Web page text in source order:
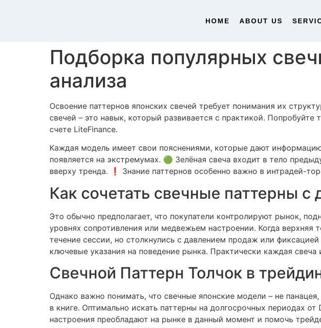
HOME ABOUT US
Подборка популярных
анализа
Освоение паттернов японских свечей требует понимания их
свечей – это навык, который развивается с практикой.
счете LiteFinance.
Каждая модель имеет свои пояснениями, которые дают
появляется на экстремумах. 🟢 Зелёная свеча входит в тело
вверху тренда. ❗ Знание паттернов особенно важно в интрадей-
Как сочетать свечные паттерны с
Это обычно предполагает, что покупатели контролируют рынок,
уровнях сопротивления или медвежьем настроении. Когда верхняя
течение сессии, но столкнулись с давлением продаж или
ключевые указания на поведение рынка. Практически каждая
Свечной Паттерн Толчок в
Однако важно понимать, что свечные японские модели – не
в книге. Оптимально искать паттерны на долгосрочных периодах
настроения преобладают на рынке в данный момент и помочь